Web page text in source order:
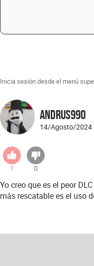
Inicia sesión desde el menú
andrus990
14/Agosto/2024
1 0
Yo creo que es el peor
más rescatable es el uso